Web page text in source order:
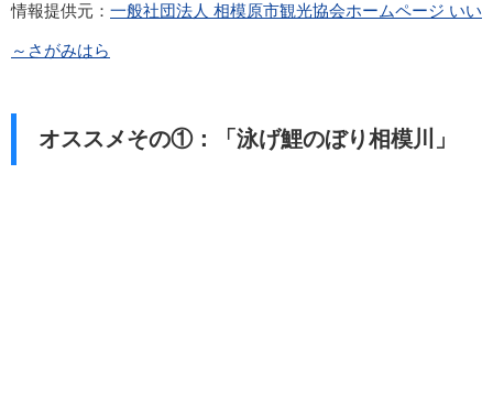
情報提供元： 一般社団法人 相模原市観光協会ホームページ いい
～さがみはら
オススメその①：「泳げ鯉のぼり相模川」